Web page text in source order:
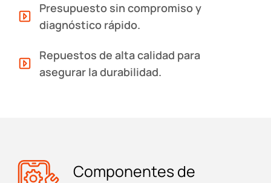
Presupuesto sin compromiso y
diagnóstico rápido.
Repuestos de alta calidad para
asegurar la durabilidad.
Componentes de